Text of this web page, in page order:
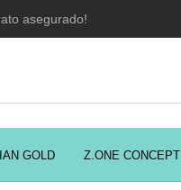
asegurado!
GOLD Z.ONE CONCEPT